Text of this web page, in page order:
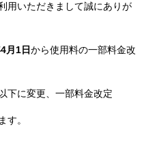
用いただきまして誠にありが
月1日から使用料の一部料金改
下に変更、一部料金改定
す。